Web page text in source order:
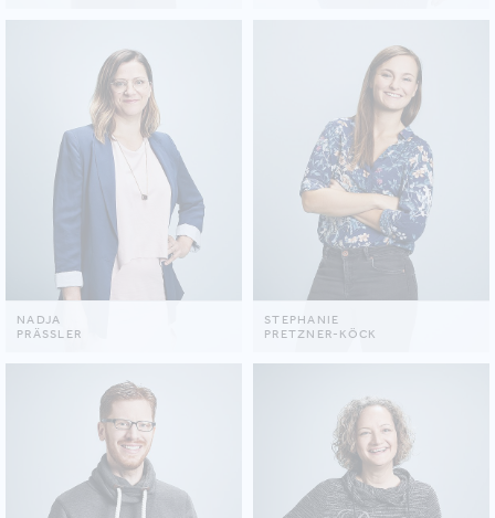
NADJA
PRÄSSLER
STEPHANIE
PRETZNER-KÖCK